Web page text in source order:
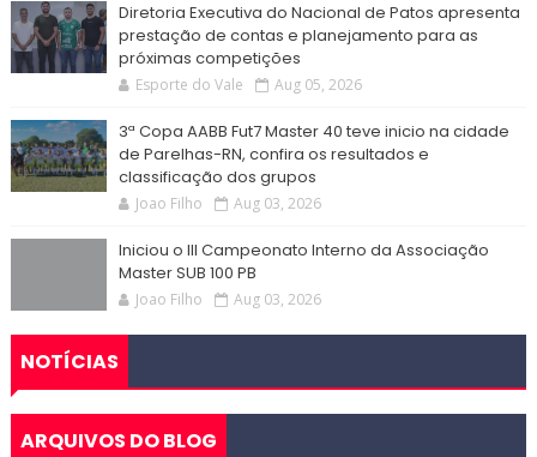
Diretoria Executiva do Nacional de Patos apresenta
prestação de contas e planejamento para as
próximas competições
Esporte do Vale Aug 05, 2026
3ª Copa AABB Fut7 Master 40 teve inicio na cidade
de Parelhas-RN, confira os resultados e
classificação dos grupos
Joao Filho Aug 03, 2026
Iniciou o III Campeonato Interno da Associação
Master SUB 100 PB
Joao Filho Aug 03, 2026
NOTÍCIAS
ARQUIVOS DO BLOG